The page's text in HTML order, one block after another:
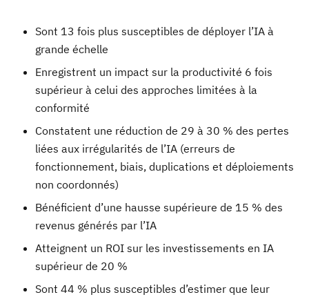
Sont 13 fois plus susceptibles de déployer l’IA à
grande échelle
Enregistrent un impact sur la productivité 6 fois
supérieur à celui des approches limitées à la
conformité
Constatent une réduction de 29 à 30 % des pertes
liées aux irrégularités de l’IA (erreurs de
fonctionnement, biais, duplications et déploiements
non coordonnés)
Bénéficient d’une hausse supérieure de 15 % des
revenus générés par l’IA
Atteignent un ROI sur les investissements en IA
supérieur de 20 %
Sont 44 % plus susceptibles d’estimer que leur